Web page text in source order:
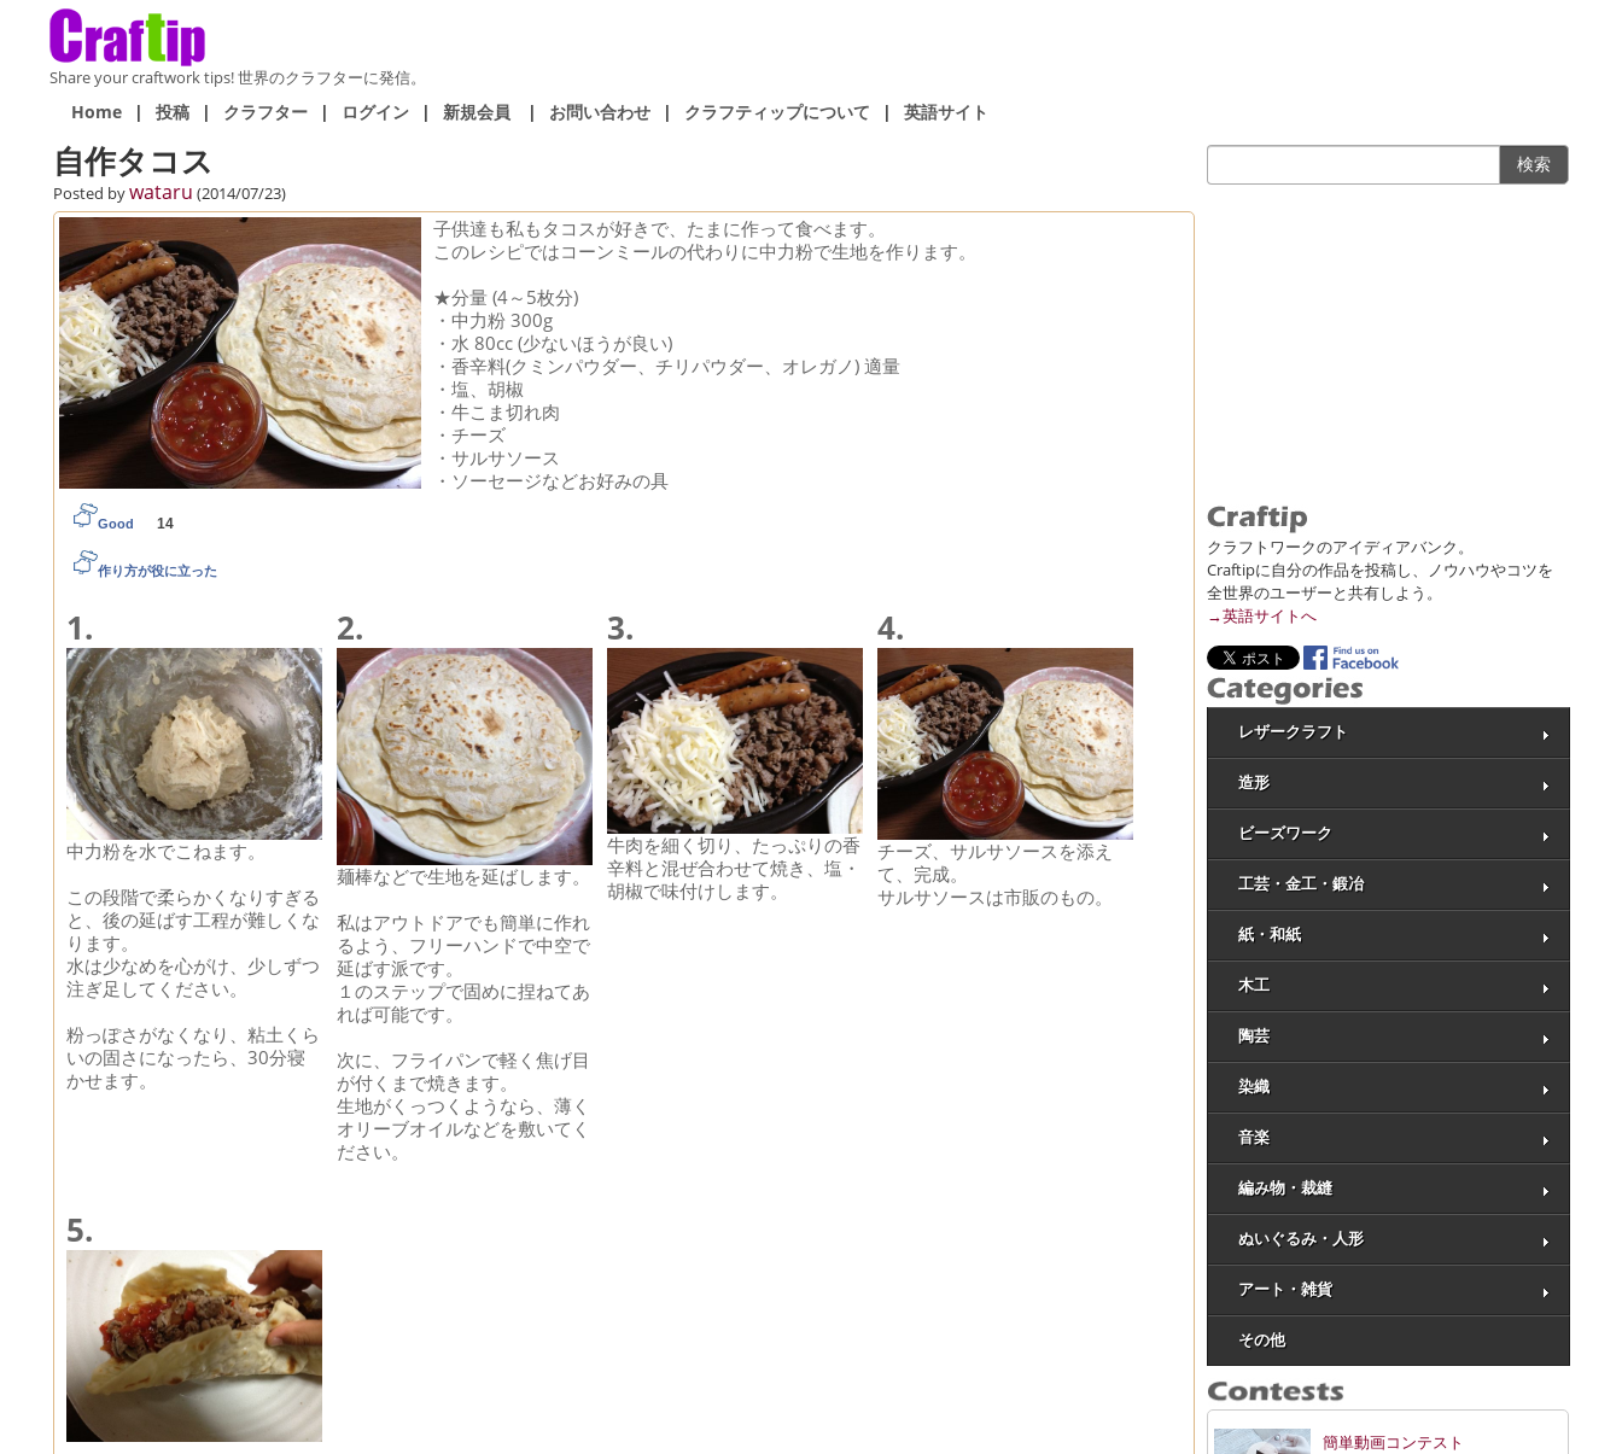
Share your craftwork tips! 世界のクラフターに発信。
Home | 投稿 | クラフター | ログイン | 新規会員 | お問い合わせ | クラフティップについて | 英語サイト
自作タコス
Posted bywataru (2014/07/23)
Good 14
作り方が役に立った
子供達も私もタコスが好きで、たまに作って食べます。
このレシピではコーンミールの代わりに中力粉で生地を作ります。
★分量 (4～5枚分)
・中力粉 300g
・水 80cc (少ないほうが良い)
・香辛料(クミンパウダー、チリパウダー、オレガノ) 適量
・塩、胡椒
・牛こま切れ肉
・チーズ
・サルサソース
・ソーセージなどお好みの具
1.
中力粉を水でこねます。
この段階で柔らかくなりすぎる
と、後の延ばす工程が難しくな
ります。
水は少なめを心がけ、少しずつ
注ぎ足してください。
粉っぽさがなくなり、粘土くら
いの固さになったら、30分寝
かせます。
2.
麺棒などで生地を延ばします。
私はアウトドアでも簡単に作れ
るよう、フリーハンドで中空で
延ばす派です。
１のステップで固めに捏ねてあ
れば可能です。
次に、フライパンで軽く焦げ目
が付くまで焼きます。
生地がくっつくようなら、薄く
オリーブオイルなどを敷いてく
ださい。
3.
牛肉を細く切り、たっぷりの香
辛料と混ぜ合わせて焼き、塩・
胡椒で味付けします。
4.
チーズ、サルサソースを添え
て、完成。
サルサソースは市販のもの。
5.
クラフトワークのアイディアバンク。
Craftipに自分の作品を投稿し、ノウハウやコツを
全世界のユーザーと共有しよう。
→英語サイトへ
レザークラフト
造形
ビーズワーク
工芸・金工・鍛冶
紙・和紙
木工
陶芸
染織
音楽
編み物・裁縫
ぬいぐるみ・人形
アート・雑貨
その他
簡単動画コンテスト